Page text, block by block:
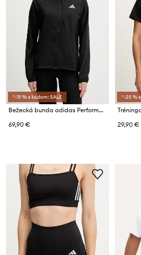
*-15 % s kódom: SALE
Bežecká bunda adidas Performance Run Essentials
69,90 €
*-25 %
29,90 €